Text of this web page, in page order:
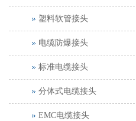
塑料软管接头
电缆防爆接头
标准电缆接头
分体式电缆接头
EMC电缆接头